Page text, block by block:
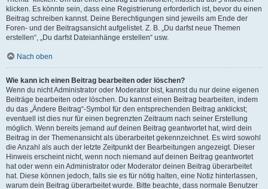
klicken. Es könnte sein, dass eine Registrierung erforderlich ist, bevor du einen
Beitrag schreiben kannst. Deine Berechtigungen sind jeweils am Ende der
Foren- und der Beitragsansicht aufgelistet. Z. B. „Du darfst neue Themen
erstellen“, „Du darfst Dateianhänge erstellen“ usw.
Nach oben
Wie kann ich einen Beitrag bearbeiten oder löschen?
Wenn du nicht Administrator oder Moderator bist, kannst du nur deine eigenen
Beiträge bearbeiten oder löschen. Du kannst einen Beitrag bearbeiten, indem
du das „Ändere Beitrag“-Symbol für den entsprechenden Beitrag anklickst;
eventuell ist dies nur für einen begrenzten Zeitraum nach seiner Erstellung
möglich. Wenn bereits jemand auf deinen Beitrag geantwortet hat, wird dein
Beitrag in der Themenansicht als überarbeitet gekennzeichnet. Es wird sowohl
die Anzahl als auch der letzte Zeitpunkt der Bearbeitungen angezeigt. Dieser
Hinweis erscheint nicht, wenn noch niemand auf deinen Beitrag geantwortet
hat oder wenn ein Administrator oder Moderator deinen Beitrag überarbeitet
hat. Diese können jedoch, falls sie es für nötig halten, eine Notiz hinterlassen,
warum dein Beitrag überarbeitet wurde. Bitte beachte, dass normale Benutzer